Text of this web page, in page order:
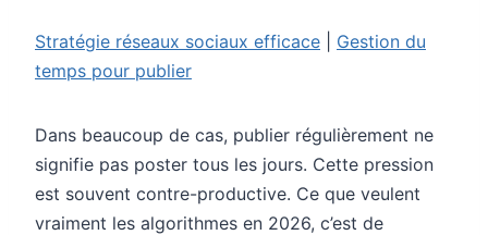
Stratégie réseaux sociaux efficace
Gestion du
temps pour publier
Dans beaucoup de cas, publier régulièrement ne
signifie pas poster tous les jours. Cette pression
est souvent contre-productive. Ce que veulent
vraiment les algorithmes en 2026, c’est de